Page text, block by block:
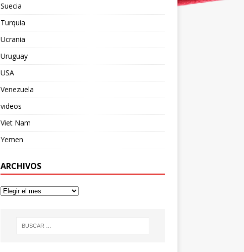
Suecia
Turquia
Ucrania
Uruguay
USA
Venezuela
videos
Viet Nam
Yemen
ARCHIVOS